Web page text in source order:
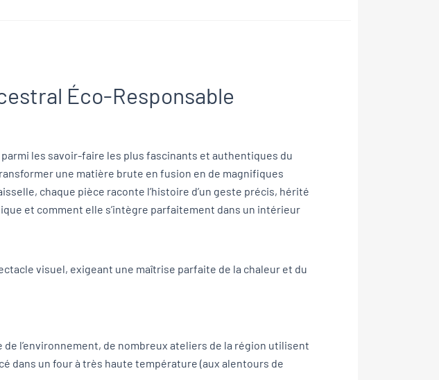
Éco-Responsable
les savoir-faire les plus fascinants et authentiques du
une matière brute en fusion en de magnifiques
chaque pièce raconte l’histoire d’un geste précis, hérité
et comment elle s’intègre parfaitement dans un intérieur
visuel, exigeant une maîtrise parfaite de la chaleur et du
l’environnement, de nombreux ateliers de la région utilisent
dans un four à très haute température (aux alentours de